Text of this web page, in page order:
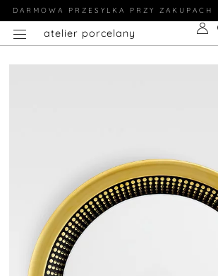
DARMOWA PRZESYLKA PRZY
atelier porcelany